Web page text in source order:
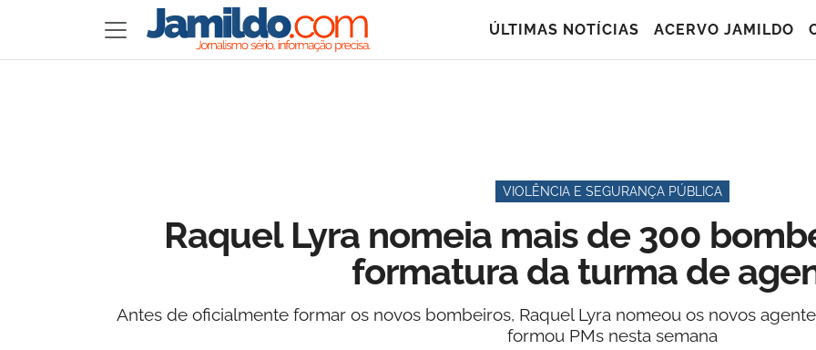
ÚLTIMAS NOTÍCIAS ACERVO JAMILDO
VIOLÊNCIA E SEGURANÇA PÚBLICA
Raquel Lyra nomeia mais de 300
formatura da turma de
Antes de oficialmente formar os novos bombeiros, Raquel Lyra nomeou os novos
formou PMs nesta semana